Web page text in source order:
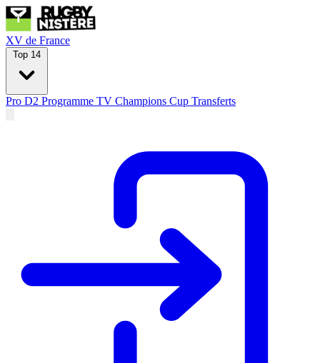
XV de France
Top 14
Pro D2 Programme TV Champions Cup Transferts